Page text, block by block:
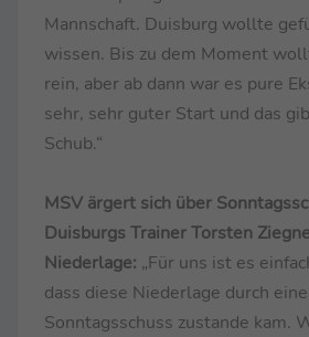
Mannschaft. Duisburg wollte
wissen. Bis zu dem Moment
rein, aber ab dann war es pure
sehr, sehr guter Start und das
Schub.“
MSV ärgert sich über
Duisburgs Trainer Torsten
Niederlage: „Für uns ist es
dass diese Niederlage durch
Sonntagsschuss zustande kam.